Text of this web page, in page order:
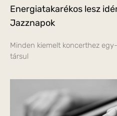
Energiatakarékos lesz
Jazznapok
Minden kiemelt koncerthez
társul